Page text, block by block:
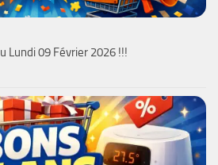
Lundi 09 Février 2026 !!!